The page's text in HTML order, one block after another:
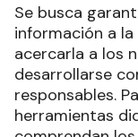
Se busca
información a
acercarla a los
desarrollarse
responsables.
herramientas